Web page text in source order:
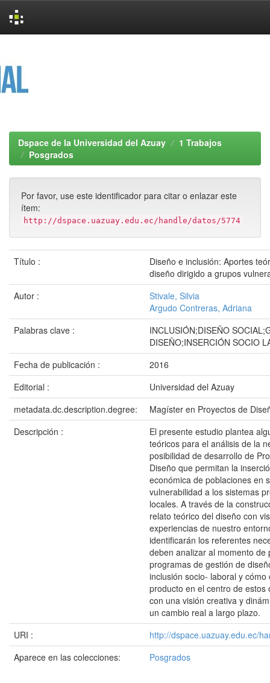
Dspace de la Universidad del Azuay
1 Trabajos
Posgrados
Por favor, use este identificador para citar o enlazar este
ítem:
http://dspace.uazuay.edu.ec/handle/datos/5774
Título :
Diseño e inclusión: Aportes
diseño dirigido a grupos
Autor :
Stivale, Silvia
Argudo Contreras, Adriana
Palabras clave :
INCLUSIÓN;DISEÑO
DISEÑO;INSERCIÓN SOCIO
Fecha de publicación :
2016
Editorial :
Universidad del Azuay
metadata.dc.description.degree:
Magíster en Proyectos de
Descripción :
El presente estudio plantea
teóricos para el análisis de la
posibilidad de desarrollo de
Diseño que permitan la
económica de poblaciones en
vulnerabilidad a los sistemas
locales. A través de la
relato teórico del diseño con
experiencias de nuestro
identificarán los referentes
deben analizar al momento de
programas de gestión de
inclusión socio- laboral y cómo
producto en el centro de estos
con una visión creativa y
un cambio real a largo plazo.
URI :
http://dspace.uazuay.edu.ec/
Aparece en las colecciones:
Posgrados